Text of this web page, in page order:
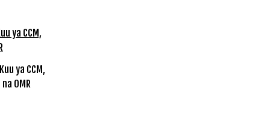
ya CCM,
OMR